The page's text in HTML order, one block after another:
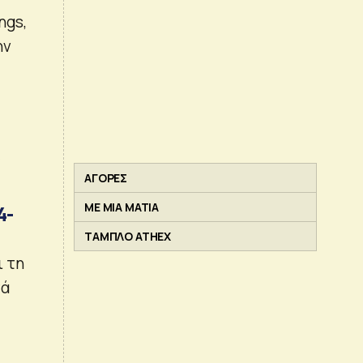
τη
ΑΓΟΡΕΣ
ΜΕ ΜΙΑ ΜΑΤΙΑ
ΤΑΜΠΛΟ ATHEX